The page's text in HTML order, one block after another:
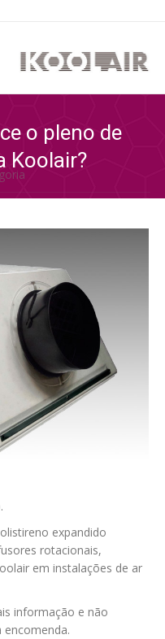
o pleno de
Koolair?
expandido
rotacionais,
em instalações de ar
informação e não
encomenda.